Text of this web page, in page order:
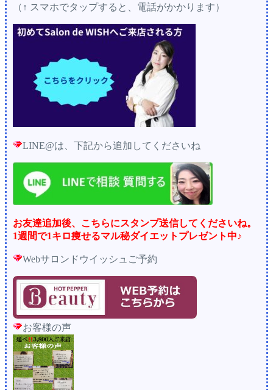
（↑ スマホでタップすると、電話がかかります）
LINE@は、下記から追加してくださいね
お友達追加後、こちらにスタンプ送信してくださいね。
1週間で1キロ痩せるマル秘ダイエットプレゼント中♪
Webサロンドウイッシュご予約
お客様の声